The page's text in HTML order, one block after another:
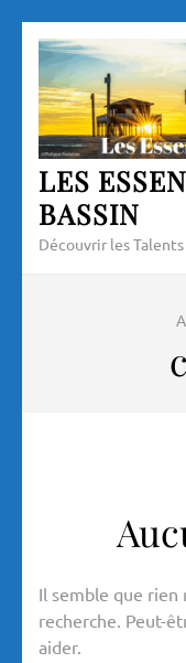
Aller
contenu
(Pressez
Entrée)
LES
BASSIN
Découvrir les
Il semble que rien
recherche. Peut-
aider.